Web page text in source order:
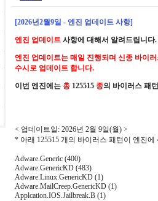
[2026년2월9일 - 엔진 업데이트 사항]
엔진 업데이트 사항에 대해서 알려드립니다.
엔진 업데이트는 매일 진행되며 신종 바이
수시로 업데이트 합니다.
이번 엔진에는 총 125515 종의 바이러스 패
< 업데이트일: 2026년 2월 9일(월) >
* 아래 125515 개의 바이러스 패턴이 엔진에
Adware.Generic (400)
Adware.GenericKD (483)
Adware.Linux.GenericKD (1)
Adware.MailCreep.GenericKD (1)
Applcation.IOS.Jailbreak.B (1)